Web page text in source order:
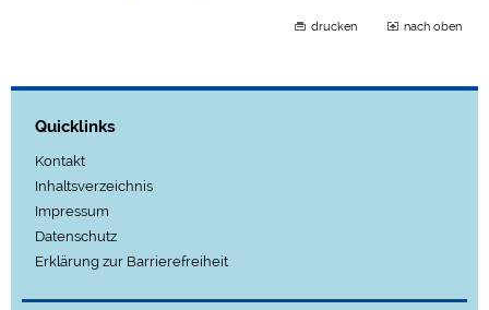
drucken nach oben
Quicklinks
Kontakt
Inhaltsverzeichnis
Impressum
Datenschutz
Erklärung zur Barrierefreiheit